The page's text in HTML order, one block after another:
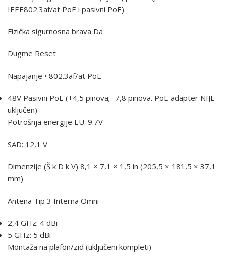
IEEE802.3af/at PoE i pasivni PoE)
Fizička sigurnosna brava Da
Dugme Reset
Napajanje • 802.3af/at PoE
48V Pasivni PoE (+4,5 pinova; -7,8 pinova. PoE adapter NIJE
uključen)
Potrošnja energije EU: 9.7V
SAD: 12,1 V
Dimenzije (Š k D k V) 8,1 × 7,1 × 1,5 in (205,5 × 181,5 × 37,1
mm)
Antena Tip 3 Interna Omni
2,4 GHz: 4 dBi
5 GHz: 5 dBi
Montaža na plafon/zid (uključeni kompleti)